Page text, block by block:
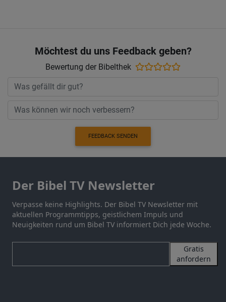
Möchtest du uns Feedback geben?
Bewertung der Bibelthek
FEEDBACK SENDEN
Der Bibel TV Newsletter
Verpasse keine Highlights. Der Bibel TV Newsletter mit
aktuellen Programmtipps, geistlichem Impuls und
Neuigkeiten rund um Bibel TV informiert Dich jede Woche.
Gratis
anfordern